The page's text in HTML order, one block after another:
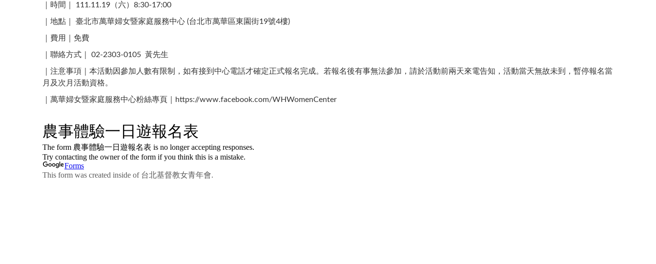
｜時間｜ 111.11.19（六）8:30-17:00
｜地點｜ 臺北市萬華婦女暨家庭服務中心 (台北市萬華區東園街19號4樓)​
｜費用｜免費
｜聯絡方式｜​ 02-2303-0105 ​ 黃先生
｜注意事項｜本活動因參加人數有限制，如有接到中心電話才確定正式報名完成。若報名後有事無法參加，請於活動前兩天來電告知，活動當天無故未到，暫停報名當
月及次月活動資格。
｜萬華婦女暨家庭服務中心粉絲專頁｜https://www.facebook.com/WHWomenCenter